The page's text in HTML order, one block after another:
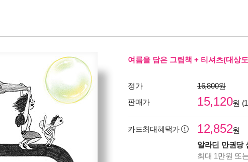
여름을 담은 그림책 + 티셔츠(대상
정가
16,800원
판매가
15,120원
카드최대혜택가 12,852원
알라딘 만권당
최대 1만원 또